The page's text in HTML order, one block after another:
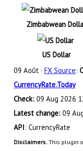
Zimbabwean
US Dollar
09 Août · FX Source:
CurrencyRate.Today
Check: 09 Aug 2026
Latest change: 09
API: CurrencyRate
Disclaimers. This plugin